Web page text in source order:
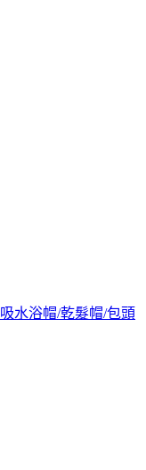
水浴帽/乾髮帽/包頭